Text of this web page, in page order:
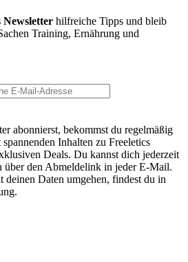
Newsletter hilfreiche Tipps und bleib
Training, Ernährung und
abonnierst, bekommst du regelmäßig
Inhalten zu Freeletics
Deals. Du kannst dich jederzeit
über den Abmeldelink in jeder E-Mail.
Daten umgehen, findest du in